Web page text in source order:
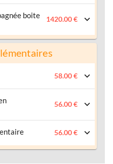
boite
1420.00 €
58.00 €
56.00 €
56.00 €